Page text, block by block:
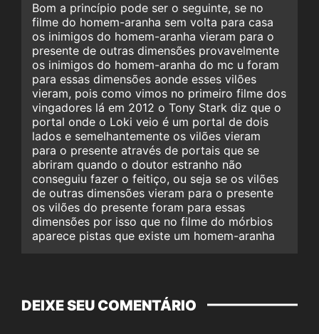
Bom a princípio pode ser o seguinte, se no
filme do homem-aranha sem volta para casa
os inimigos do homem-aranha vieram para o
presente de outras dimensões provavelmente
os inimigos do homem-aranha do mc u foram
para essas dimensões aonde esses vilões
vieram, pois como vimos no primeiro filme dos
vingadores lá em 2012 o Tony Stark diz que o
portal onde o Loki veio é um portal de dois
lados e semelhantemente os vilões vieram
para o presente através de portais que se
abriram quando o doutor estranho não
conseguiu fazer o feitiço, ou seja se os vilões
de outras dimensões vieram para o presente
os vilões do presente foram para essas
dimensões por isso que no filme do mórbios
aparece pistas que existe um homem-aranha
DEIXE SEU COMENTÁRIO